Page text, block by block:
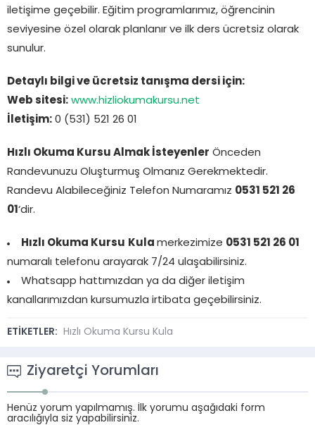
iletişime geçebilir. Eğitim programlarımız, öğrencinin
seviyesine özel olarak planlanır ve ilk ders ücretsiz olarak
sunulur.
Detaylı bilgi ve ücretsiz tanışma dersi için:
Web sitesi: www.hizliokumakursu.net
İletişim: 0 (531) 521 26 01
Hızlı Okuma Kursu Almak İsteyenler Önceden
Randevunuzu Oluşturmuş Olmanız Gerekmektedir.
Randevu Alabileceğiniz Telefon Numaramız 0531 521 26
01 ‘dir.
Hızlı Okuma Kursu Kula merkezimize 0531 521 26 01
numaralı telefonu arayarak 7/24 ulaşabilirsiniz.
Whatsapp hattımızdan ya da diğer iletişim
kanallarımızdan kursumuzla irtibata geçebilirsiniz.
ETİKETLER: Hızlı Okuma Kursu Kula
Ziyaretçi Yorumları
Henüz yorum yapılmamış. İlk yorumu aşağıdaki form
aracılığıyla siz yapabilirsiniz.